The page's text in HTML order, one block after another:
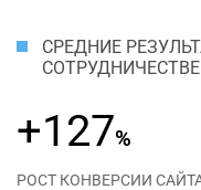
СРЕДНИЕ
+127%
РОСТ КОНВЕРСИИ